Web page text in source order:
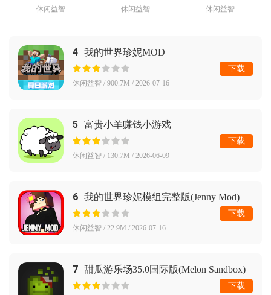
休闲益智 休闲益智 休闲益智
4 我的世界珍妮MOD
休闲益智 / 900.7M / 2026-07-16
下载
5 富贵小羊赚钱小游戏
休闲益智 / 130.7M / 2026-06-09
下载
6 我的世界珍妮模组完整版(Jenny Mod)
休闲益智 / 22.9M / 2026-07-16
下载
7 甜瓜游乐场35.0国际版(Melon Sandbox)
下载